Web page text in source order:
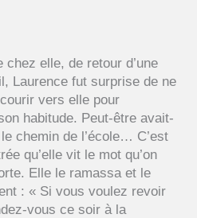
chez elle, de retour d’une
Laurence fut surprise de ne
vers elle pour
habitude. Peut-être avait-
chemin de l’école… C’est
qu’elle vit le mot qu’on
Elle le ramassa et le
: « Si vous voulez revoir
vous ce soir à la